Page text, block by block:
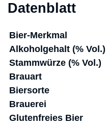
Datenblatt
Bier-Merkmal
Alkoholgehalt (% Vol.)
Stammwürze (% Vol.)
Brauart
Biersorte
Brauerei
Glutenfreies Bier